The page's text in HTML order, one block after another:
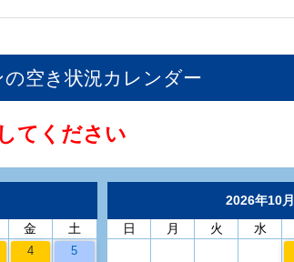
の空き状況カレンダー
てください
金 土
4 5
2026年10月
日
月 火 水